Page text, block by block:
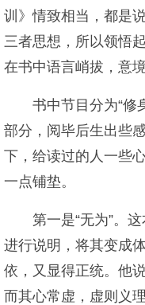
训》情致相当，都是
三者思想，所以领悟
在书中语言峭拔，意
书中节目分为“修
部分，阅毕后生出些
下，给读过的人一些
一点铺垫。
第一是“无为”。
进行说明，将其变成
依，又显得正统。他
而其心常虚，虚则义